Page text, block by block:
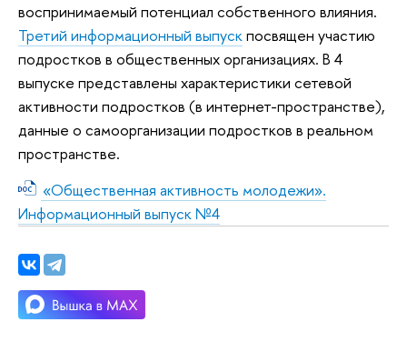
воспринимаемый потенциал собственного влияния.
Третий информационный выпускпосвящен участию
подростков в общественных организациях. В 4
выпуске представлены характеристики сетевой
активности подростков (в интернет-пространстве),
данные о самоорганизации подростков в реальном
пространстве.
«Общественная активность молодежи».
Информационный выпуск №4